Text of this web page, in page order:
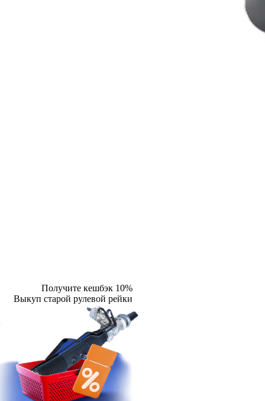
Получите кешбэк 10%
Выкуп старой рулевой рейки